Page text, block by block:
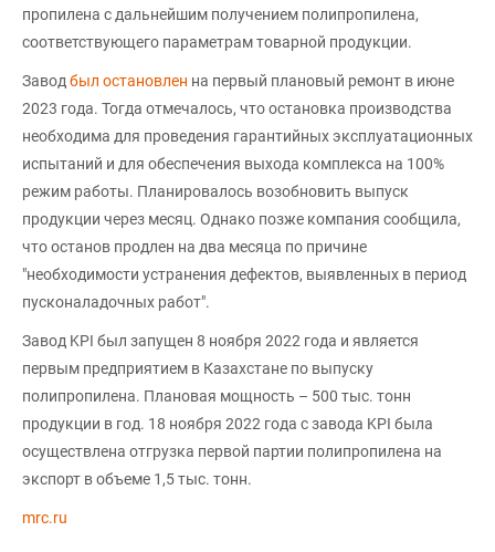
пропилена с дальнейшим получением полипропилена,
соответствующего параметрам товарной продукции.
Завод был остановлен на первый плановый ремонт в июне
2023 года. Тогда отмечалось, что остановка производства
необходима для проведения гарантийных эксплуатационных
испытаний и для обеспечения выхода комплекса на 100%
режим работы. Планировалось возобновить выпуск
продукции через месяц. Однако позже компания сообщила,
что останов продлен на два месяца по причине
"необходимости устранения дефектов, выявленных в период
пусконаладочных работ".
Завод KPI был запущен 8 ноября 2022 года и является
первым предприятием в Казахстане по выпуску
полипропилена. Плановая мощность – 500 тыс. тонн
продукции в год. 18 ноября 2022 года с завода KPI была
осуществлена отгрузка первой партии полипропилена на
экспорт в объеме 1,5 тыс. тонн.
mrc.ru